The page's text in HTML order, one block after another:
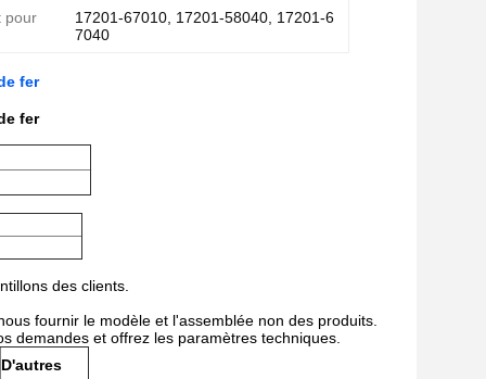
pour
17201-67010, 17201-58040, 17201-6
7040
fer
fer
des clients.
fournir le modèle et l'assemblée non des produits.
demandes et offrez les paramètres techniques.
D'autres